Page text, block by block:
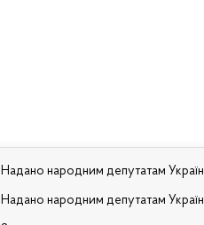
Надано народним депутатам
Надано народним депутатам